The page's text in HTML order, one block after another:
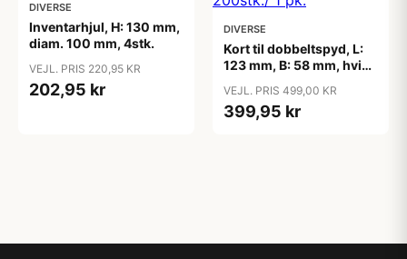
DIVERSE
Inventarhjul, H: 130 mm,
diam. 100 mm, 4stk.
VEJL. PRIS 220,95 KR
202,95 kr
DIVERSE
Kort til dobbeltspyd, L:
123 mm, B: 58 mm, hvid,
VEJL. PRIS 499,00 KR
399,95 kr